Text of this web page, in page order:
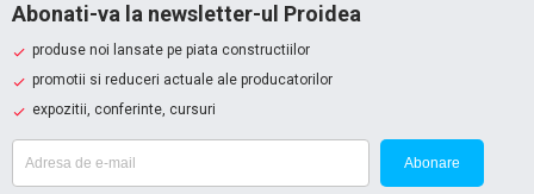
Abonati-va la newsletter-ul Proidea
produse noi lansate pe piata constructiilor
promotii si reduceri actuale ale producatorilor
expozitii, conferinte, cursuri
Abonare